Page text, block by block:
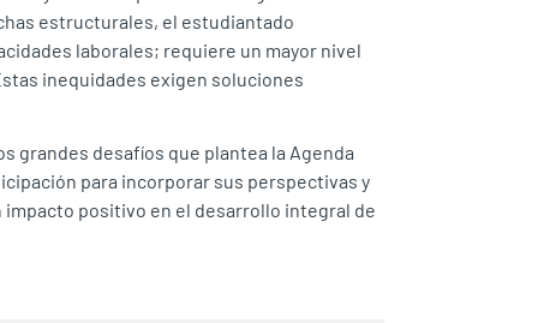
estructurales, el estudiantado
laborales; requiere un mayor nivel
inequidades exigen soluciones
grandes desafíos que plantea la Agenda
para incorporar sus perspectivas y
impacto positivo en el desarrollo integral de